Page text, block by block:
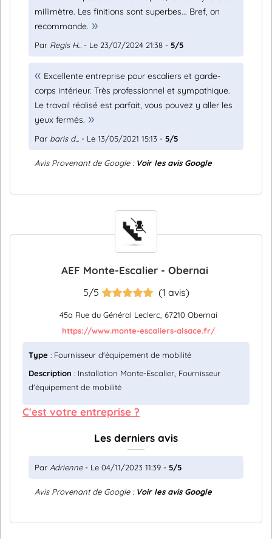
millimètre. Les finitions sont superbes... Bref, on
recommande.
Par Regis H... - Le 23/07/2024 21:38 - 5/5
Excellente entreprise pour escaliers et garde-
corps intérieur. Très professionnel et sympathique.
Le travail réalisé est parfait, vous pouvez y aller les
yeux fermés.
Par baris d... - Le 13/05/2021 15:13 - 5/5
Avis Provenant de Google : Voir les avis Google
AEF Monte-Escalier - Obernai
5/5 (1 avis)
45a Rue du Général Leclerc, 67210 Obernai
https://www.monte-escaliers-alsace.fr/
Type : Fournisseur d'équipement de mobilité
Description : Installation Monte-Escalier, Fournisseur
d'équipement de mobilité
C'est votre entreprise ?
Les derniers avis
Par Adrienne- Le 04/11/2023 11:39 - 5/5
Avis Provenant de Google : Voir les avis Google